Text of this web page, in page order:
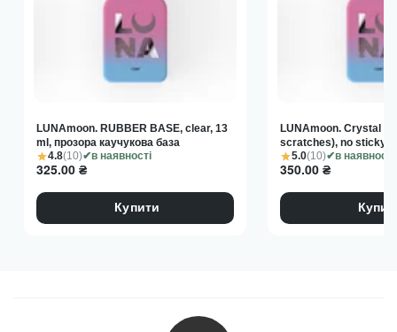
4.8(10) в наявності
LUNAmoon. RUBBER BASE, clear, 13
ml, прозора каучукова база
325.00 ₴
Купити
5.0(10) в наявності
LUNAmoon. Crystal
scratches), no sticky,
глянцевий топ без
350.00 ₴